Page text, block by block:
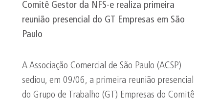
Comitê Gestor da NFS-e realiza primeira
reunião presencial do GT Empresas em São
Paulo
A Associação Comercial de São Paulo (ACSP)
sediou, em 09/06, a primeira reunião presencial
do Grupo de Trabalho (GT) Empresas do Comitê